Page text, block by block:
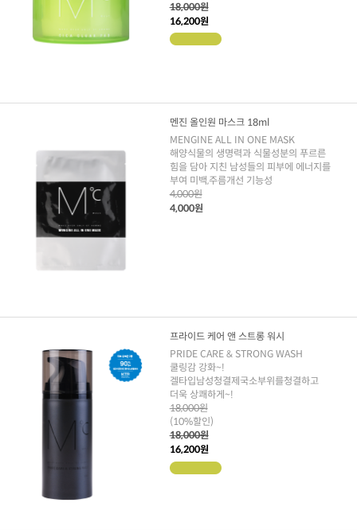
18,000원
16,200원
멘진 올인원 마스크 18ml
MENGINE ALL IN ONE MASK
해양식물의 생명력과 식물성분의 푸르른
힘을 담아 지친 남성들의 피부에 에너지를
부여 미백,주름개선 기능성
4,000원
4,000원
프라이드 케어 앤 스트롱 워시
PRIDE CARE & STRONG WASH
쿨링감 강화~!
겔타입남성청결제국소부위를청결하고
더욱 상쾌하게~!
18,000원
(10%할인)
18,000원
16,200원